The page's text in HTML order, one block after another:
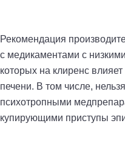
Рекомендация
с медикаментами с
которых на клиренс
печени. В том числе,
психотропными
купирующими приступы